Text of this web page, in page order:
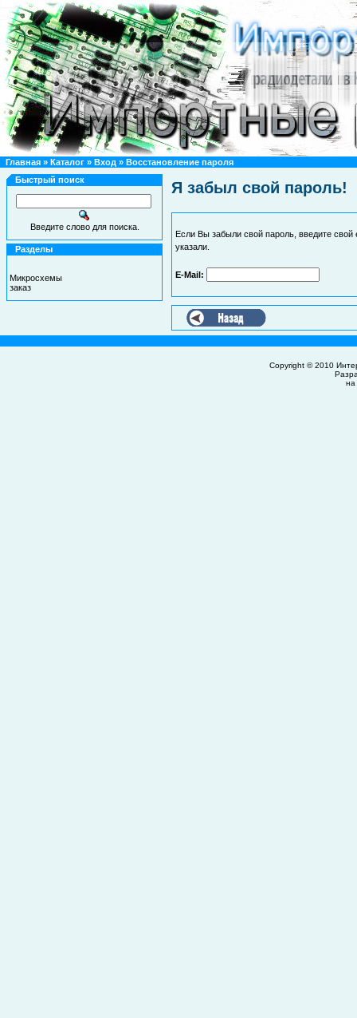
Главная » Каталог » Вход » Восстановление пароля
Быстрый поиск
Введите слово для поиска.
Разделы
Микросхемы
заказ
Я забыл свой пароль!
Если Вы забыли свой пароль, введите
указали.
E-Mail:
Copyright © 2010
на